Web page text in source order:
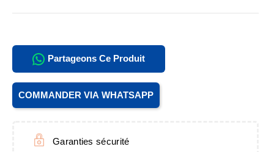
Partageons Ce Produit
COMMANDER VIA WHATSAPP
Garanties sécurité